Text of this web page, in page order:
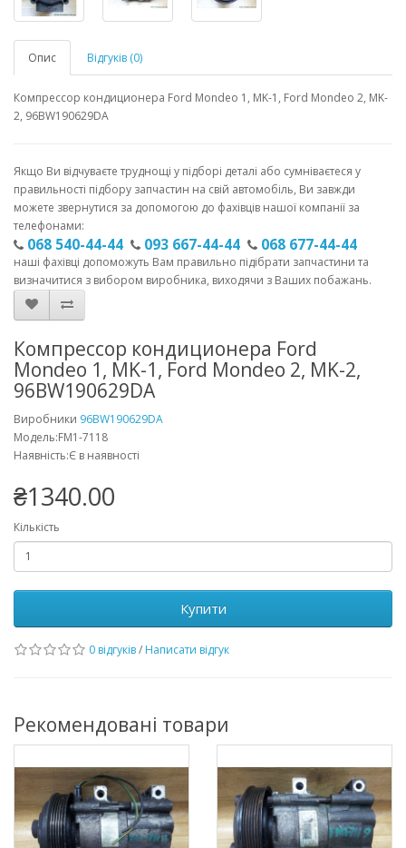
Опис Відгуків (0)
Компрессор кондиционера Ford Mondeo 1, MK-1, Ford Mondeo 2, MK-
2, 96BW190629DA
Якщо Ви відчуваєте труднощі у підборі деталі або сумніваєтеся у
правильності підбору запчастин на свій автомобіль, Ви завжди
можете звернутися за допомогою до фахівців нашої компанії за
телефонами:
068 540-44-44 093 667-44-44 068 677-44-44
наші фахівці допоможуть Вам правильно підібрати запчастини та
визначитися з вибором виробника, виходячи з Ваших побажань.
Компрессор кондиционера Ford
Mondeo 1, MK-1, Ford Mondeo 2, MK-2,
96BW190629DA
Виробники 96BW190629DA
Модель:FM1-7118
Наявність:Є в наявності
₴1340.00
Кількість
Купити
0 відгуків/ Написати відгук
Рекомендовані товари